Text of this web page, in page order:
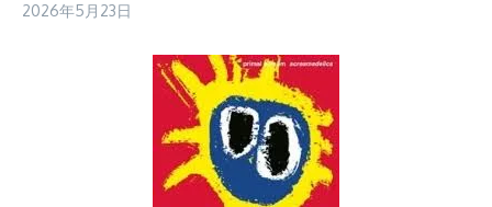
2026年5月23日